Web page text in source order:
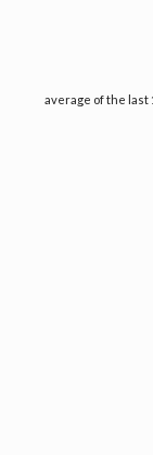
average of the last